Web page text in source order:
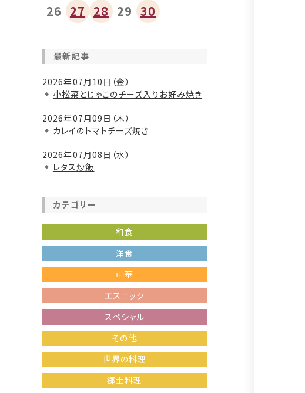
26 27 28 29 30
最新記事
2026年07月10日（金）
小松菜とじゃこのチーズ入りお好み焼き
2026年07月09日（木）
カレイのトマトチーズ焼き
2026年07月08日（水）
レタス炒飯
カテゴリー
和食
洋食
中華
エスニック
スペシャル
その他
世界の料理
郷土料理